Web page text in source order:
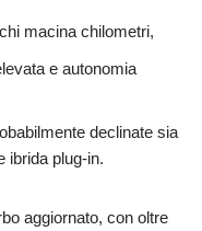
macina chilometri,
e autonomia
declinate sia
ibrida plug-in.
aggiornato, con oltre